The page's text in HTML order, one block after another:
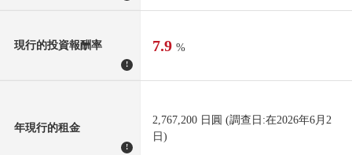
現行的投資報酬率
!
7.9 %
年現行的租金
!
2,767,200 日圓 (調查日:在2026年6月2
日)